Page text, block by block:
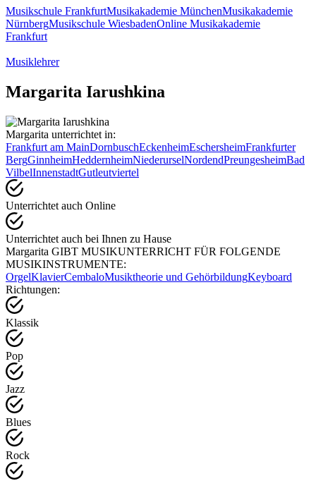
Musikschule FrankfurtMusikakademie MünchenMusikakademie
NürnbergMusikschule WiesbadenOnline Musikakademie
Frankfurt
Musiklehrer
Margarita Iarushkina
Margarita unterrichtet in:
Frankfurt am MainDornbuschEckenheimEschersheimFrankfurter
BergGinnheimHeddernheimNiederurselNordendPreungesheimBad
VilbelInnenstadtGutleutviertel
Unterrichtet auch Online
Unterrichtet auch bei Ihnen zu Hause
Margarita GIBT MUSIKUNTERRICHT FÜR FOLGENDE
MUSIKINSTRUMENTE:
OrgelKlavierCembaloMusiktheorie und GehörbildungKeyboard
Richtungen:
Klassik
Pop
Jazz
Blues
Rock